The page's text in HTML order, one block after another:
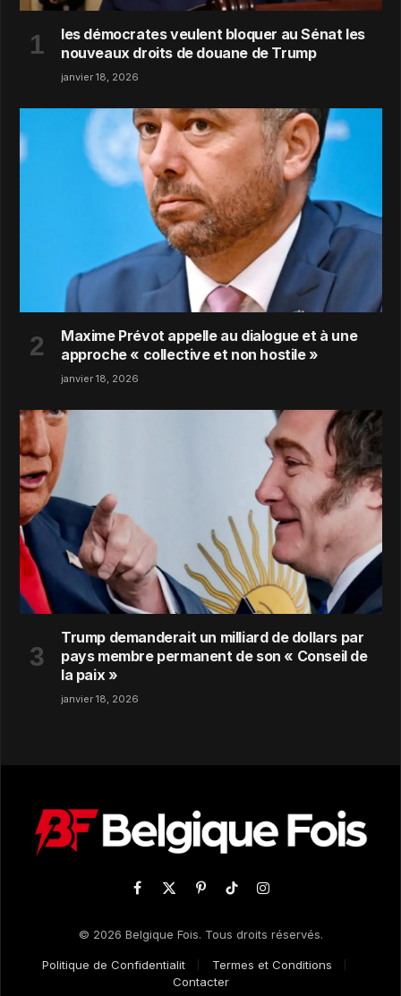
les démocrates veulent bloquer au Sénat les
nouveaux droits de douane de Trump
janvier 18, 2026
Maxime Prévot appelle au dialogue et à une
approche « collective et non hostile »
janvier 18, 2026
Trump demanderait un milliard de dollars par
pays membre permanent de son « Conseil de
la paix »
janvier 18, 2026
Facebook
X
PinterestTikTokInstagram
© 2026 Belgique Fois. Tous droits réservés.
Politique de Confidentialit
Termes et Conditions
Contacter